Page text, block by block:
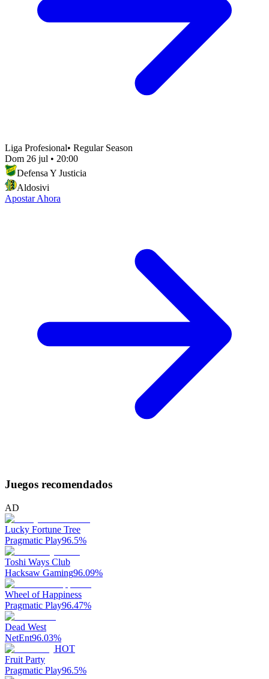
Liga Profesional• Regular Season
Dom 26 jul • 20:00
Defensa Y Justicia
Aldosivi
Apostar Ahora
Juegos recomendados
AD
Lucky Fortune Tree
Pragmatic Play96.5%
Toshi Ways Club
Hacksaw Gaming96.09%
Wheel of Happiness
Pragmatic Play96.47%
Dead West
NetEnt96.03%
HOT
Fruit Party
Pragmatic Play96.5%